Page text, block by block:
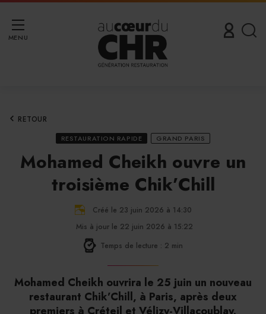
MENU
RETOUR
RESTAURATION RAPIDE GRAND PARIS
Mohamed Cheikh ouvre un
troisième Chik’Chill
Créé le 23 juin 2026 à 14:30
Mis à jour le 22 juin 2026 à 15:22
Temps de lecture : 2 min
Mohamed Cheikh ouvrira le 25 juin un nouveau
restaurant Chik’Chill, à Paris, après deux